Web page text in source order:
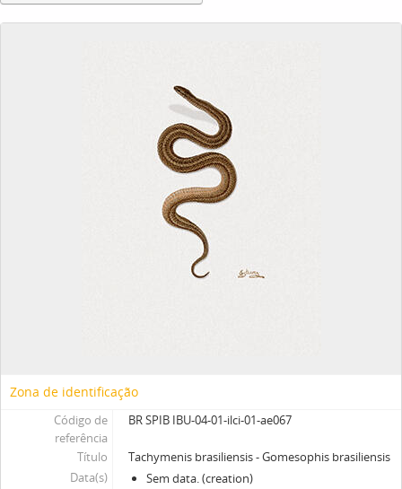
Zona de identificação
Código de
referência
BR SPIB IBU-04-01-ilci-01-ae067
Título
Tachymenis brasiliensis - Gomesophis brasiliensis
Data(s)
Sem data. (creation)